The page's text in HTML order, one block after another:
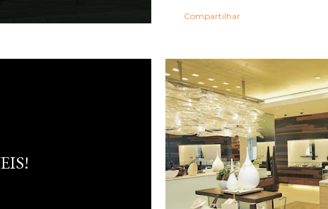
como ferramentas de
em outros grandes
Life Trends 2025 ,
Rewilding , segundo o
profundidade,
experiências. Na
atribuíram sua
se...
Compartilhar